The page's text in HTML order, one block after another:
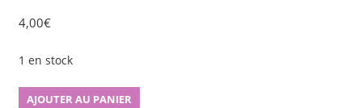
4,00€
1 en stock
quantité
AJOUTER AU PANIER